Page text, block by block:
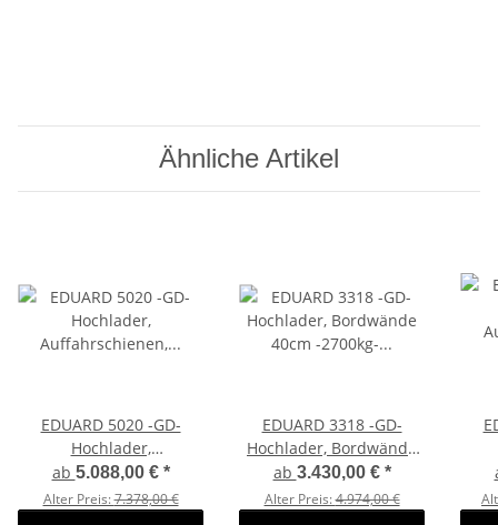
Ähnliche Artikel
EDUARD 5020 -GD-
Hochlader,
Auffahrschienen,
Bordwände 30cm
-3000kg- Lfh: 63cm
ab 5.088,00 € *
Alter Preis:7.378,00 €
EDUARD 3318 -GD-
Hochlader, Bordwände
40cm -2700kg- Lfh: 63cm
-195/50R13
ab 3.430,00 € *
Alter Preis:4.974,00 €